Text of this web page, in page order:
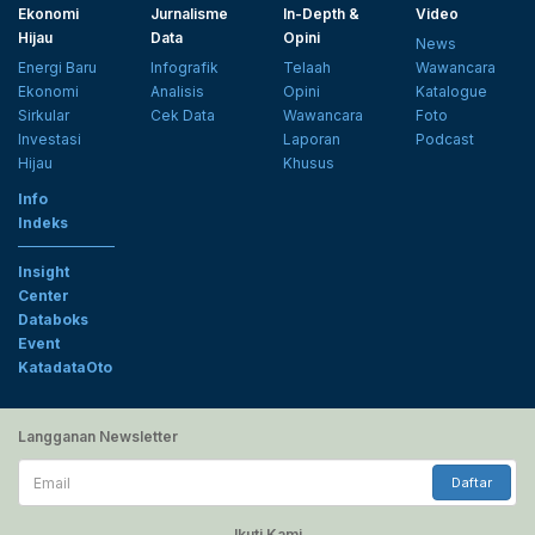
Ekonomi
Hijau
Energi Baru
Ekonomi
Sirkular
Investasi
Hijau
Jurnalisme
Data
Infografik
Analisis
Cek Data
In-Depth &
Opini
Telaah
Opini
Wawancara
Laporan
Khusus
Video
News
Wawancara
Katalogue
Foto
Podcast
Info
Indeks
Insight
Center
Databoks
Event
KatadataOto
Langganan Newsletter
Email
Daftar